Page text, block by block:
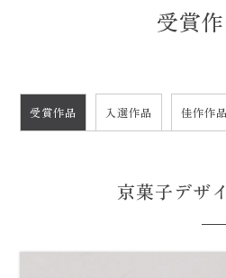
受賞
受賞作品 入選作品 佳作作品
京菓子デザ